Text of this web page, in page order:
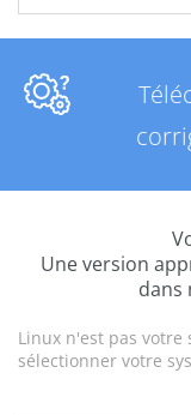
Une version
dans
Linux n'est pas votre
sélectionner votre